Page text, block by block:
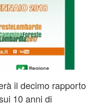
il decimo rapporto
10 anni di